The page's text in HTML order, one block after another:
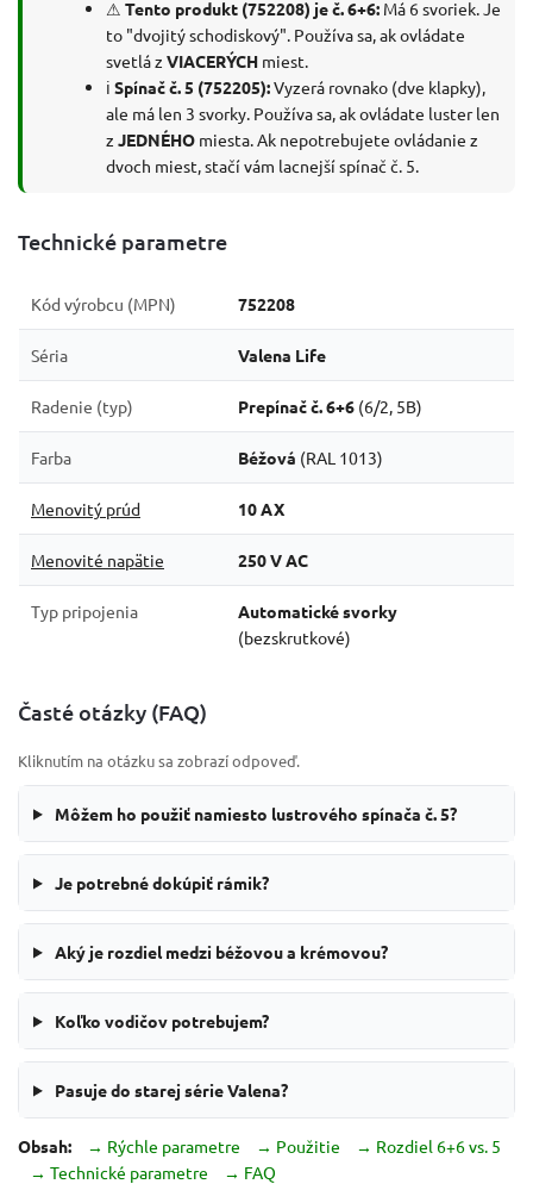
⚠ Tento produkt (752208) je č. 6+6: Má 6 svoriek. Je
to "dvojitý schodiskový". Používa sa, ak ovládate
svetlá z VIACERÝCH miest.
ℹ Spínač č. 5 (752205):Vyzerá rovnako (dve klapky),
ale má len 3 svorky. Používa sa, ak ovládate luster len
z JEDNÉHO miesta. Ak nepotrebujete ovládanie z
dvoch miest, stačí vám lacnejší spínač č. 5.
Technické parametre
Kód výrobcu (MPN) 752208
Séria Valena Life
Radenie (typ) Prepínač č. 6+6 (6/2, 5B)
Farba Béžová (RAL 1013)
Menovitý prúd 10 AX
Menovité napätie 250 V AC
Typ pripojenia
Automatické svorky
(bezskrutkové)
Časté otázky (FAQ)
Kliknutím na otázku sa zobrazí odpoveď.
Môžem ho použiť namiesto lustrového spínača č. 5?
Je potrebné dokúpiť rámik?
Aký je rozdiel medzi béžovou a krémovou?
Koľko vodičov potrebujem?
Pasuje do starej série Valena?
Obsah: → Rýchle parametre → Použitie
→ Rozdiel 6+6 vs. 5
→ Technické parametre
→ FAQ